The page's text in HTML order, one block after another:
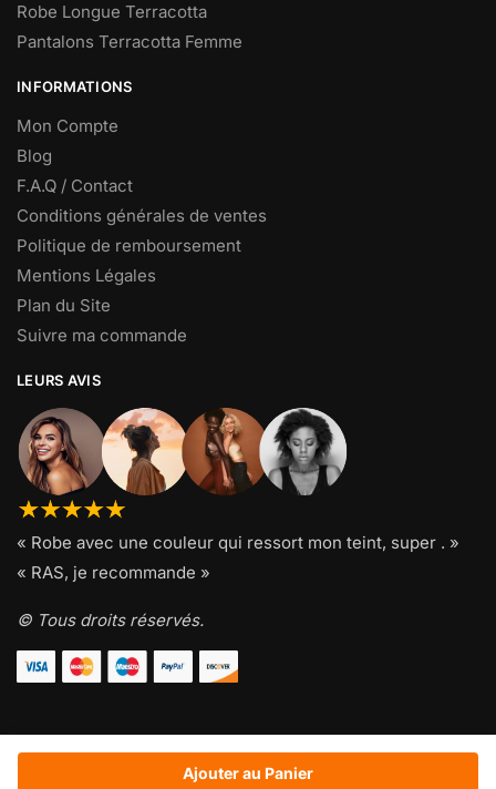
Ajouter au Panier
Robe Longue Terracotta
Pantalons Terracotta Femme
INFORMATIONS
Mon Compte
Blog
F.A.Q / Contact
Conditions générales de ventes
Politique de remboursement
Mentions Légales
Plan du Site
Suivre ma commande
LEURS AVIS
« Robe avec une couleur qui ressort mon teint, super . »
« RAS, je recommande »
© Tous droits réservés.